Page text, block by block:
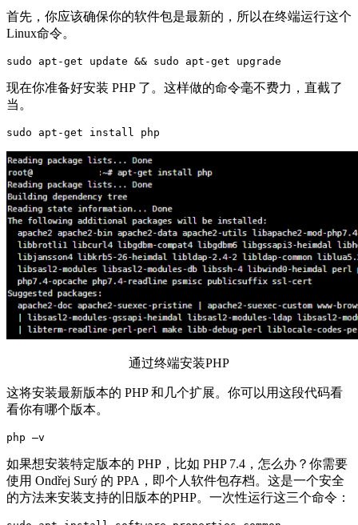
首先，你应该确保你的软件包是最新的，所以在终端运行这个
Linux命令。
sudo apt-get update && sudo apt-get upgrade
现在你准备好安装 PHP 了。这样做的命令毫不费力，直截了
当。
sudo apt-get install php
通过终端安装PHP
这将安装最新版本的 PHP 和几个扩展。你可以用这段代码看
看你有哪个版本。
php –v
如果想安装特定版本的 PHP，比如 PHP 7.4，怎么办？你需要
使用 Ondřej Surý 的 PPA，即个人软件包存档。这是一个安全
的方法来安装支持的旧版本的PHP。一次性运行这三个命令：